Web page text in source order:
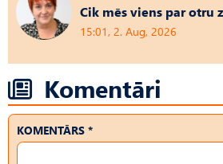
Cik mēs viens par otru
15:01, 2. Aug, 2026
Komentāri
KOMENTĀRS *